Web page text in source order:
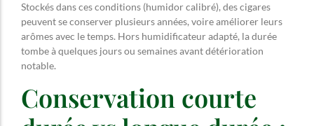
Stockés dans ces conditions (humidor calibré), des cigares
peuvent se conserver plusieurs années, voire améliorer leurs
arômes avec le temps. Hors humidificateur adapté, la durée
tombe à quelques jours ou semaines avant détérioration
notable.
Conservation courte